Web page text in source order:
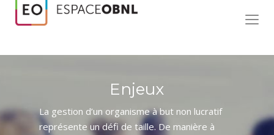
Enjeux
La gestion d’un organisme à but non lucratif
représente un défi de taille. De manière à